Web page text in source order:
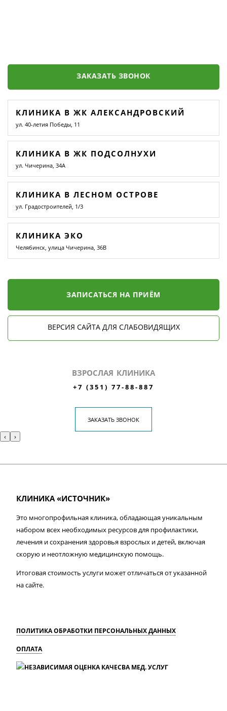
ЗАКАЗАТЬ ЗВОНОК
КЛИНИКА В ЖК АЛЕКСАНДРОВСКИЙ
ул. 40-летия Победы, 11
КЛИНИКА В ЖК ПОДСОЛНУХИ
ул. Чичерина, 34А
КЛИНИКА В ЛЕСНОМ ОСТРОВЕ
ул. Градостроителей, 1/3
КЛИНИКА ЭКО
Челябинск, улица Чичерина, 36В
ЗАПИСАТЬСЯ НА ПРИЁМ
ВЕРСИЯ САЙТА ДЛЯ СЛАБОВИДЯЩИХ
ВЗРОСЛАЯ КЛИНИКА
+7 (351) 77-88-887
ЗАКАЗАТЬ ЗВОНОК
‹ ›
КЛИНИКА «ИСТОЧНИК»
Это многопрофильная клиника, обладающая уникальным
набором всех необходимых ресурсов для профилактики,
лечения и сохранения здоровья взрослых и детей, включая
скорую и неотложную медицинскую помощь.
Итоговая стоимость услуги может отличаться от указанной
на сайте.
ПОЛИТИКА ОБРАБОТКИ ПЕРСОНАЛЬНЫХ ДАННЫХ
ОПЛАТА